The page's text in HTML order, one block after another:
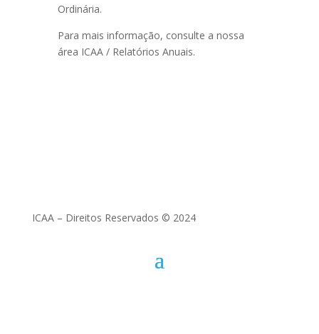
Ordinária.
Para mais informação, consulte a nossa
área ICAA / Relatórios Anuais.
ICAA – Direitos Reservados © 2024